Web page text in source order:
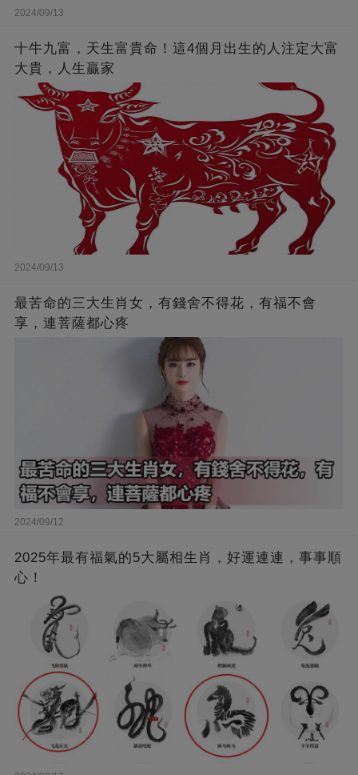
2024/09/13
十牛九富，天生富貴命！這4個月出生的人注定大富
大貴，人生贏家
2024/09/13
最苦命的三大生肖女，有錢舍不得花，有福不會
享，連菩薩都心疼
2024/09/12
2025年最有福氣的5大屬相生肖，好運連連，事事順
心！